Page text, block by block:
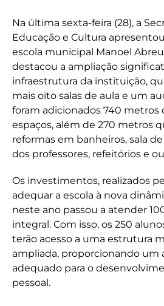
Na última sexta-feira (28), a
Educação e Cultura
escola municipal Manoel
destacou a ampliação
infraestrutura da instituição,
mais oito salas de aula e um
foram adicionados 740 metros
espaços, além de 270 metros
reformas em banheiros, sala
dos professores, refeitórios e
Os investimentos, realizados
adequar a escola à nova
neste ano passou a atender
integral. Com isso, os 250
terão acesso a uma estrutura
ampliada, proporcionando um
adequado para o
pessoal.